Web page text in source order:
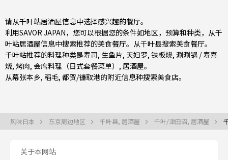
请从千叶站居酒屋信息中选择感兴趣的餐厅。
利用SAVOR JAPAN，您可以根据您的条件如地区，预算和种类，从千
叶站居酒屋信息中搜索推荐的美食餐厅。从千叶县搜索美食餐厅。
千叶站推荐的料理种类是寿司, 生鱼片, 天妇罗, 铁板烧, 涮涮锅 / 寿喜
烧, 烤肉, 会席料理（日式套餐菜单） , 居酒屋。
从幕张本乡, 稻毛, 都贺/镰取港的附近信息种搜索美食店。
风味日本 东京周边地区 千叶县, 居酒屋 千叶/津田沼, 居酒屋
关于本网站